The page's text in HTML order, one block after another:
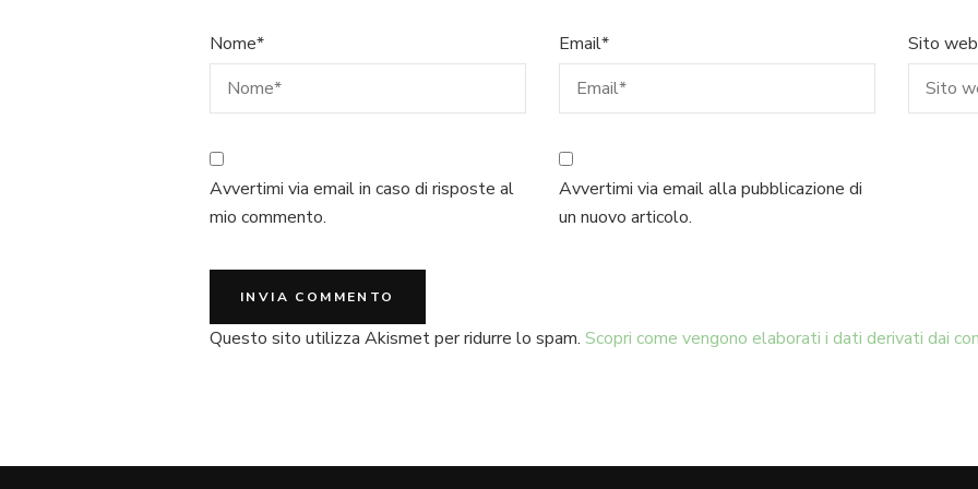
Nome* Email* Sito web
Avvertimi via email in caso di risposte al
mio commento.
Avvertimi via email alla pubblicazione di
un nuovo articolo.
Questo sito utilizza Akismet per ridurre lo spam. Scopri come vengono elaborati i dati derivati dai